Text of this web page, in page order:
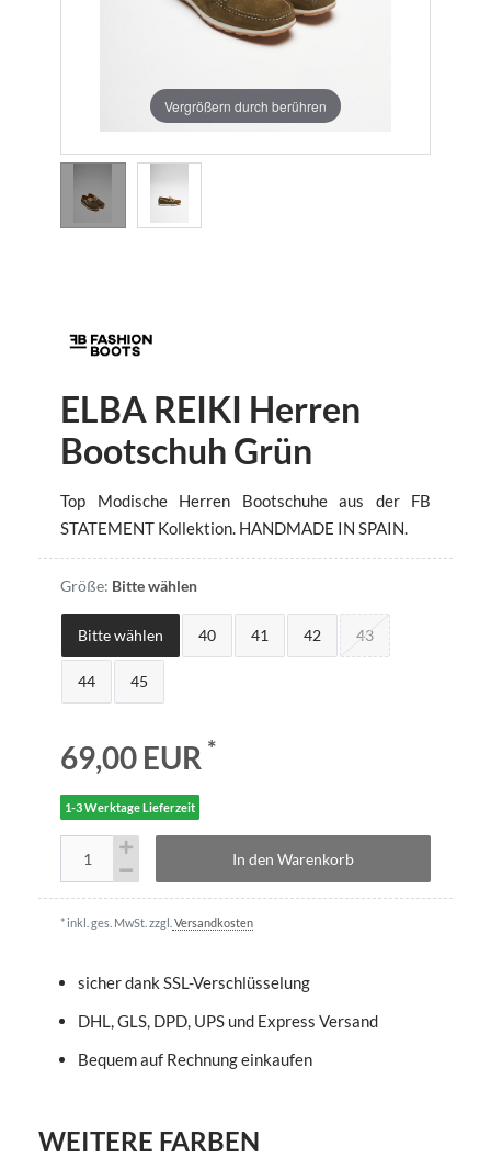
Vergrößern durch berühren
ELBA REIKI Herren
Bootschuh Grün
Top Modische Herren Bootschuhe aus der FB
STATEMENT Kollektion. HANDMADE IN SPAIN.
Größe: Bitte wählen
Bitte wählen 40 41 42 43
44 45
69,00 EUR *
1-3 Werktage Lieferzeit
In den Warenkorb
* inkl. ges. MwSt. zzgl. Versandkosten
sicher dank SSL-Verschlüsselung
DHL, GLS, DPD, UPS und Express Versand
Bequem auf Rechnung einkaufen
WEITERE FARBEN